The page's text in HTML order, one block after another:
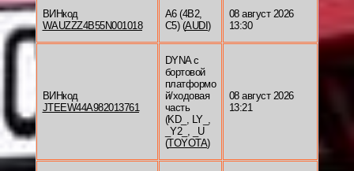
ВИНкод
WAUZZZ4B55N001018
A6 (4B2,
C5) (AUDI )
08 август 2026
13:30
ВИНкод
JTEEW44A982013761
DYNA c
бортовой
платформо
й/ходовая
часть
(KD_, LY_,
_Y2_, _U
(TOYOTA)
08 август 2026
13:21